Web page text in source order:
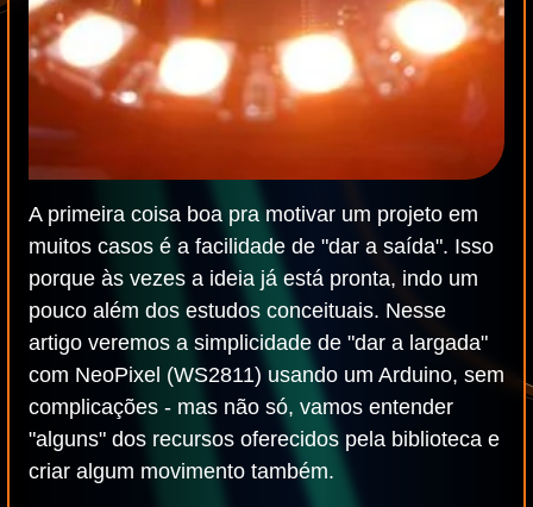
A primeira coisa boa pra motivar um projeto em
muitos casos é a facilidade de "dar a saída". Isso
porque às vezes a ideia já está pronta, indo um
pouco além dos estudos conceituais. Nesse
artigo veremos a simplicidade de "dar a largada"
com NeoPixel (WS2811) usando um Arduino, sem
complicações - mas não só, vamos entender
"alguns" dos recursos oferecidos pela biblioteca e
criar algum movimento também.